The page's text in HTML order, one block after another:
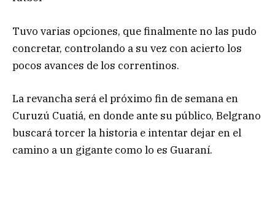
Tuvo varias opciones, que finalmente no las pudo
concretar, controlando a su vez con acierto los
pocos avances de los correntinos.
La revancha será el próximo fin de semana en
Curuzú Cuatiá, en donde ante su público, Belgrano
buscará torcer la historia e intentar dejar en el
camino a un gigante como lo es Guaraní.